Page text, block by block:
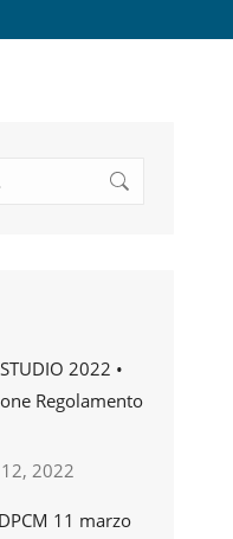
2022 •
Regolamento
2022
11 marzo